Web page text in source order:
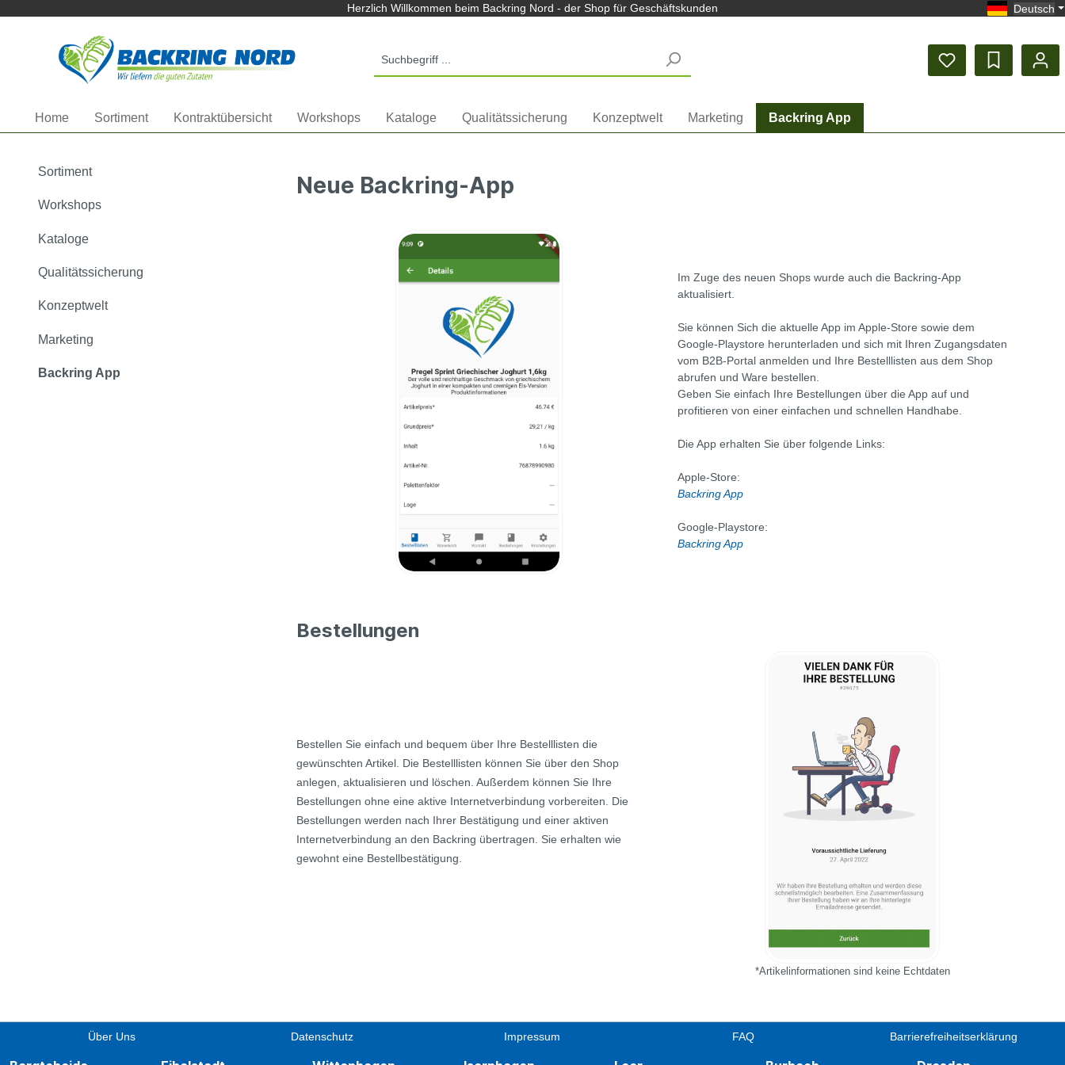
Herzlich Willkommen beim Backring Nord Shop
Herzlich Willkommen beim Backring Nord - der Shop für Geschäftskunden Deutsch
Home Sortiment Kontraktübersicht Workshops Kataloge Qualitätssicherung Konzeptwelt Marketing Backring App
Sortiment
Workshops
Kataloge
Qualitätssicherung
Konzeptwelt
Marketing
Backring App
Backring App
Neue Backring-App
Im Zuge des neuen Shops wurde auch die Backring-App
aktualisiert.
Sie können Sich die aktuelle App im Apple-Store sowie dem
Google-Playstore herunterladen und sich mit Ihren Zugangsdaten
vom B2B-Portal anmelden und Ihre Bestelllisten aus dem Shop
abrufen und Ware bestellen.
Geben Sie einfach Ihre Bestellungen über die App auf und
profitieren von einer einfachen und schnellen Handhabe.
Die App erhalten Sie über folgende Links:
Apple-Store:
Backring App
Google-Playstore:
Backring App
Bestellungen
Bestellen Sie einfach und bequem über Ihre Bestelllisten die
gewünschten Artikel. Die Bestelllisten können Sie über den Shop
anlegen, aktualisieren und löschen. Außerdem können Sie Ihre
Bestellungen ohne eine aktive Internetverbindung vorbereiten. Die
Bestellungen werden nach Ihrer Bestätigung und einer aktiven
Internetverbindung an den Backring übertragen. Sie erhalten wie
gewohnt eine Bestellbestätigung.
*Artikelinformationen sind keine Echtdaten
Über Uns Datenschutz Impressum FAQ Barrierefreiheitserklärung